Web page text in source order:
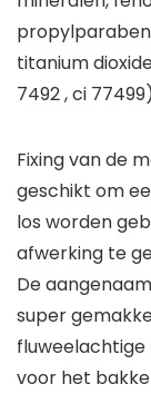
titanium
7492 , ci
Fixing van de
geschikt om
los worden
afwerking te
De
super
voor het